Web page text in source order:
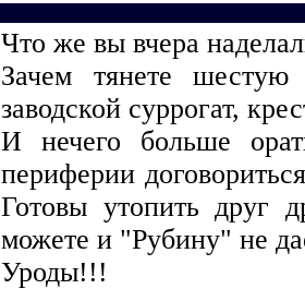
Что же вы вчера
Зачем тянете
заводской суррогат,
И нечего больше
периферии
Готовы утопить друг
можете и "Рубину" не
Уроды!!!